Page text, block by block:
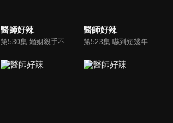
醫師好辣
第530集 婚姻殺手不僅奪愛，也偷走健康？！
醫師好辣
第523集 嚇到短幾年命！忌，這樣做好傷身？！